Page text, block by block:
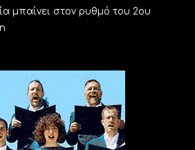
μπαίνει στον ρυθμό του 2ου